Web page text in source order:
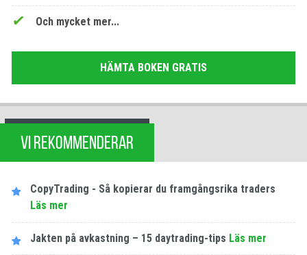
Och mycket mer...
HÄMTA BOKEN GRATIS
VI REKOMMENDERAR
CopyTrading - Så kopierar du framgångsrika traders
Läs mer
Jakten på avkastning – 15 daytrading-tips Läs mer